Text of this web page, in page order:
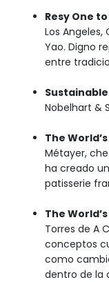
Resy One
Los
Yao. Digno
entre
Nobelhart &
The
Métayer,
ha creado
patisserie
The
Torres de A
conceptos
como
dentro de la